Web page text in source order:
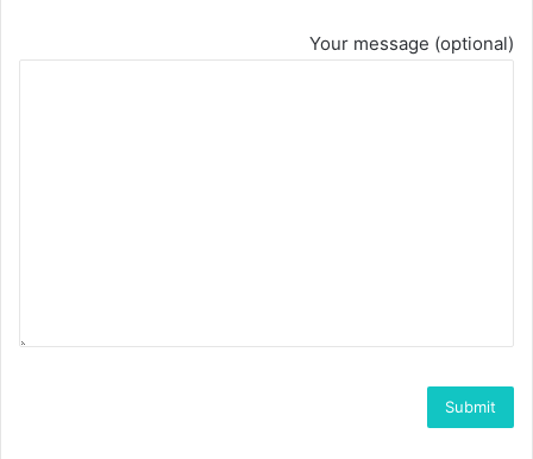
Your message (optional)